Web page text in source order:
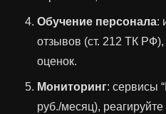
Обучение персонала:
отзывов (ст. 212 ТК
оценок.
Мониторинг: сервисы
руб./месяц),